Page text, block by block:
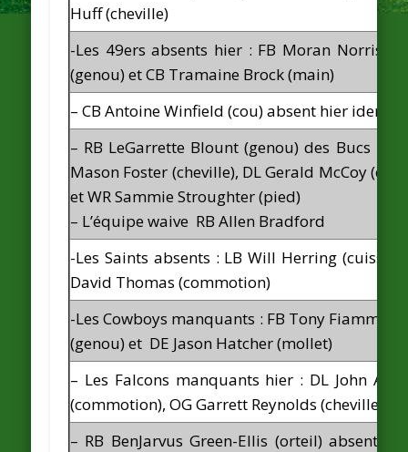
Huff (cheville)
-Les 49ers absents hier : FB Moran Norris
(genou) et CB Tramaine Brock (main)
– CB Antoine Winfield (cou) absent hier idem
– RB LeGarrette Blount (genou) des Bucs
Mason Foster (cheville), DL Gerald McCoy
et WR Sammie Stroughter (pied)
– L’équipe waive RB Allen Bradford
-Les Saints absents : LB Will Herring
David Thomas (commotion)
-Les Cowboys manquants : FB Tony
(genou) et DE Jason Hatcher (mollet)
– Les Falcons manquants hier : DL John
(commotion), OG Garrett Reynolds (cheville) et
– RB BenJarvus Green-Ellis (orteil) absent